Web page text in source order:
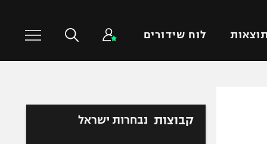
תוצאות לוח שידורים
טניס
קבוצות נבחרות ישראל